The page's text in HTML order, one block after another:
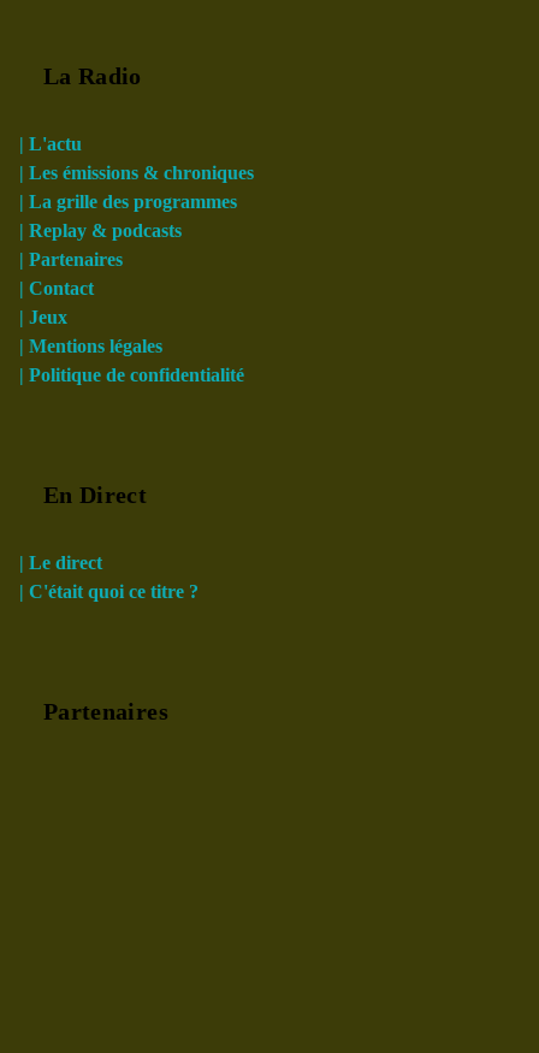
La Radio
| L'actu
| Les émissions & chroniques
| La grille des programmes
| Replay & podcasts
| Partenaires
| Contact
| Jeux
| Mentions légales
| Politique de confidentialité
En Direct
| Le direct
| C'était quoi ce titre ?
Partenaires